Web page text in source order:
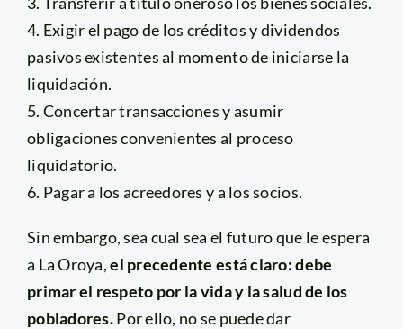
4. Exigir el pago de los créditos y dividendos
pasivos existentes al momento de iniciarse la
liquidación.
5. Concertar transacciones y asumir
obligaciones convenientes al proceso
liquidatorio.
6. Pagar a los acreedores y a los socios.
Sin embargo, sea cual sea el futuro que le espera
a La Oroya,el precedente está claro: debe
primar el respeto por la vida y la salud de los
pobladores.Por ello, no se puede dar